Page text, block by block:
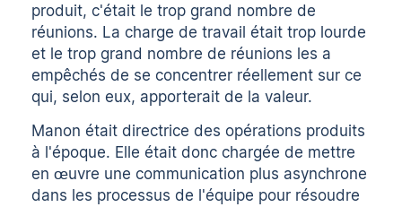
produit, c'était le trop grand nombre de
réunions. La charge de travail était trop lourde
et le trop grand nombre de réunions les a
empêchés de se concentrer réellement sur ce
qui, selon eux, apporterait de la valeur.
Manon était directrice des opérations produits
à l'époque. Elle était donc chargée de mettre
en œuvre une communication plus asynchrone
dans les processus de l'équipe pour résoudre